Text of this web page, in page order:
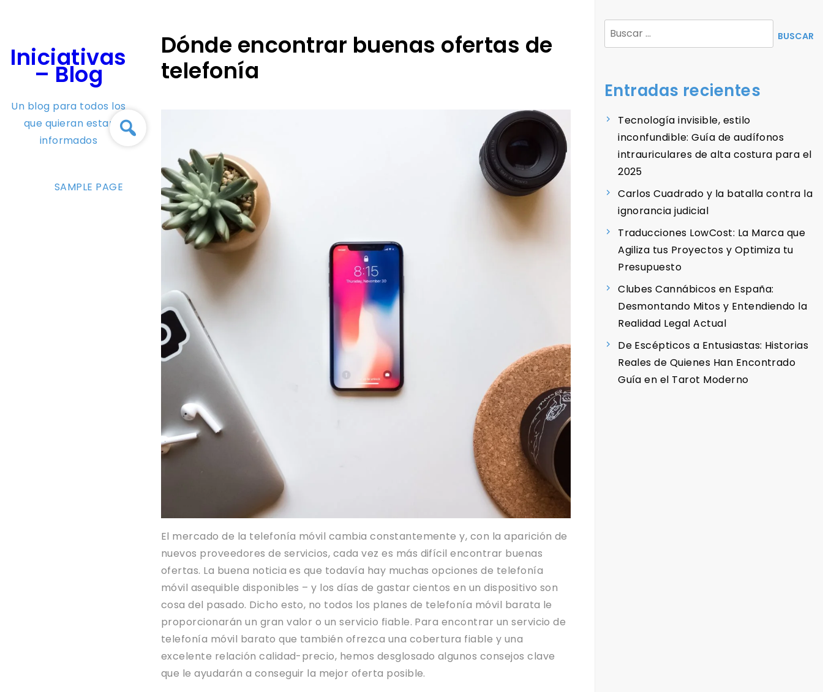
Iniciativas
– Blog
Un blog para todos los
que quieran estar
informados
SAMPLE PAGE
Dónde encontrar buenas ofertas de
telefonía
El mercado de la telefonía móvil cambia constantemente y, con la aparición de
nuevos proveedores de servicios, cada vez es más difícil encontrar buenas
ofertas. La buena noticia es que todavía hay muchas opciones de telefonía
móvil asequible disponibles – y los días de gastar cientos en un dispositivo son
cosa del pasado. Dicho esto, no todos los planes de telefonía móvil barata le
proporcionarán un gran valor o un servicio fiable. Para encontrar un servicio de
telefonía móvil barato que también ofrezca una cobertura fiable y una
excelente relación calidad-precio, hemos desglosado algunos consejos clave
que le ayudarán a conseguir la mejor oferta posible.
Buscar:
Entradas recientes
Tecnología invisible, estilo
inconfundible: Guía de audífonos
intrauriculares de alta costura para el
2025
Carlos Cuadrado y la batalla contra la
ignorancia judicial
Traducciones LowCost: La Marca que
Agiliza tus Proyectos y Optimiza tu
Presupuesto
Clubes Cannábicos en España:
Desmontando Mitos y Entendiendo la
Realidad Legal Actual
De Escépticos a Entusiastas: Historias
Reales de Quienes Han Encontrado
Guía en el Tarot Moderno